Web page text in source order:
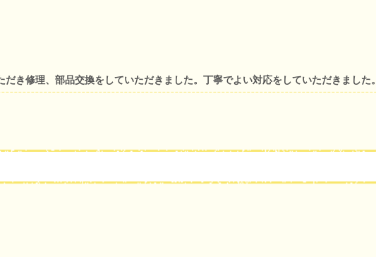
き修理、部品交換をしていただきました。丁寧でよい対応をしていただきました。